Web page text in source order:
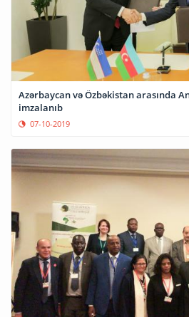
Azərbaycan və Özbəkistan arasında
imzalanıb
07-10-2019